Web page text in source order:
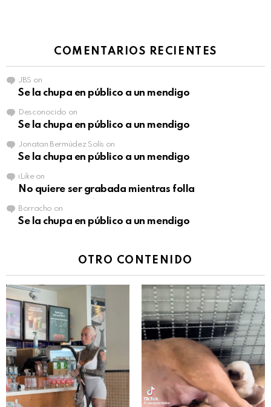
COMENTARIOS RECIENTES
JBS on
Se la chupa en público a un mendigo
Desconocido on
Se la chupa en público a un mendigo
Jonatan Bermúdez Solís on
Se la chupa en público a un mendigo
iLikeon
No quiere ser grabada mientras folla
Borracho on
Se la chupa en público a un mendigo
OTRO CONTENIDO